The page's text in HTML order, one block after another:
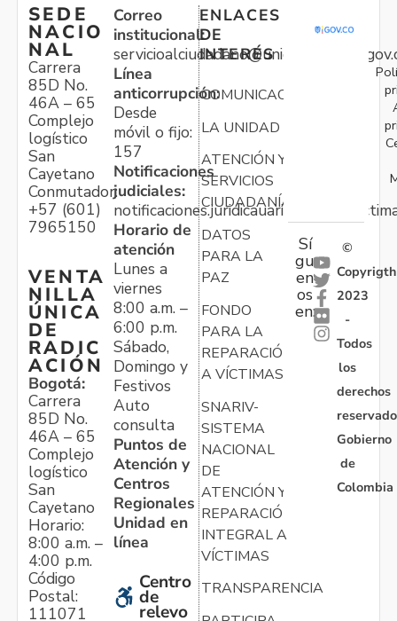
SEDE
NACIO
NAL
Carrera
85D No.
46A – 65
Complejo
logístico
San
Cayetano
Conmutador:
+57 (601)
7965150
VENTA
NILLA
ÚNICA
DE
RADIC
ACIÓN
Bogotá:
Carrera
85D No.
46A – 65
Complejo
logístico
San
Cayetano
Horario:
8:00 a.m. –
4:00 p.m.
Código
Postal:
111071
Correo
institucional:
Línea
anticorrupción:
Desde
móvil o fijo:
157
Notificaciones
judiciales:
Horario de
atención
Lunes a
viernes
8:00 a.m. –
6:00 p.m.
Sábado,
Domingo y
Festivos
Auto
consulta
Puntos de
Atención y
Centros
Regionales
Unidad en
línea
Centro
de
relevo
ENLACES
DE
INTERÉS
COMUNICACIONES
LA UNIDAD
ATENCIÓN Y
SERVICIOS
CIUDADANÍA
DATOS
PARA LA
PAZ
FONDO
PARA LA
REPARACIÓN
A VÍCTIMAS
SNARIV-
SISTEMA
NACIONAL
DE
ATENCIÓN Y
REPARACIÓN
INTEGRAL A
VÍCTIMAS
TRANSPARENCIA
Sí
gu
en
os
en:
©
Copyrigth
2023
-
Todos
los
derechos
Gobierno
de
Colombia